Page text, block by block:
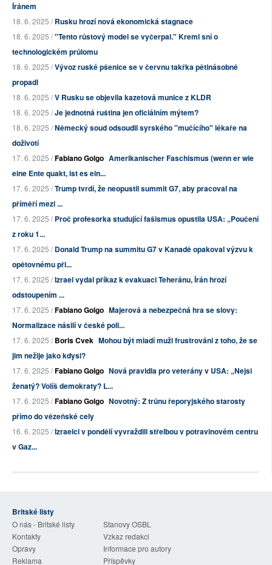
Íránem
18. 6. 2025 /Rusku hrozí nová ekonomická stagnace
18. 6. 2025 /"Tento růstový model se vyčerpal." Kreml sní o
technologickém průlomu
18. 6. 2025 /Vývoz ruské pšenice se v červnu takřka pětinásobně
propadl
18. 6. 2025 /V Rusku se objevila kazetová munice z KLDR
18. 6. 2025 /Je jednotná ruština jen oficiálním mýtem?
18. 6. 2025 /Německý soud odsoudil syrského "mučícího" lékaře na
doživotí
17. 6. 2025 /Fabiano Golgo Amerikanischer Faschismus (wenn er wie
eine Ente quakt, ist es ein...
17. 6. 2025 /Trump tvrdí, že neopustil summit G7, aby pracoval na
příměří mezi ...
17. 6. 2025 /Proč profesorka studující fašismus opustila USA: „Poučení
z roku 1...
17. 6. 2025 /Donald Trump na summitu G7 v Kanadě opakoval výzvu k
opětovnému při...
17. 6. 2025 /Izrael vydal příkaz k evakuaci Teheránu, Írán hrozí
odstoupením ...
17. 6. 2025 /Fabiano Golgo Majerová a nebezpečná hra se slovy:
Normalizace násilí v české poli...
17. 6. 2025 /Boris Cvek Mohou být mladí muži frustrováni z toho, že se
jim nežije jako kdysi?
17. 6. 2025 /Fabiano Golgo Nová pravidla pro veterány v USA: „Nejsi
ženatý? Volíš demokraty? L...
17. 6. 2025 /Fabiano Golgo Novotný: Z trůnu řeporyjského starosty
přímo do vězeňské cely
16. 6. 2025 /Izraelci v pondělí vyvraždili střelbou v potravinovém centru
v Gaz...
Britské listy
O nás - Britské listy
Stanovy OSBL
Kontakty
Vzkaz redakci
Opravy
Informace pro autory
Reklama
Příspěvky